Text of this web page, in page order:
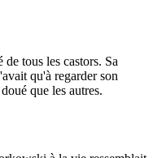
tous les castors. Sa
qu'à regarder son
que les autres.